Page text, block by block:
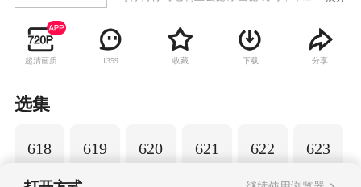
踪，并目睹了黑衣人正在进行可疑交易。不料，
却被另一名黑衣人在背后击晕，被强行灌下一种
名为APTX-4869的毒药，致使身体变小。为了在
侦探，柯南实在看不下去毛利小五郎经常做的一
超清画质 1359 收藏 下载 分享
选集
618 619 620 621 622 623